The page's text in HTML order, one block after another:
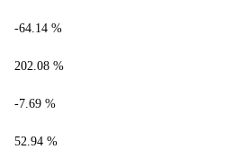
-64.14 %
202.08 %
-7.69 %
52.94 %